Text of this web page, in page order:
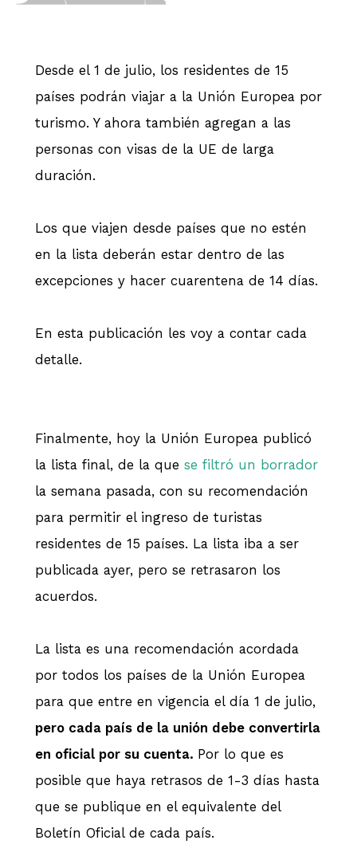
Desde el 1 de julio, los residentes de 15
países podrán viajar a la Unión Europea por
turismo. Y ahora también agregan a las
personas con visas de la UE de larga
duración.
Los que viajen desde países que no estén
en la lista deberán estar dentro de las
excepciones y hacer cuarentena de 14 días.
En esta publicación les voy a contar cada
detalle.
Finalmente, hoy la Unión Europea publicó
la lista final, de la que se filtró un borrador
la semana pasada, con su recomendación
para permitir el ingreso de turistas
residentes de 15 países. La lista iba a ser
publicada ayer, pero se retrasaron los
acuerdos.
La lista es una recomendación acordada
por todos los países de la Unión Europea
para que entre en vigencia el día 1 de julio,
pero cada país de la unión debe convertirla
en oficial por su cuenta. Por lo que es
posible que haya retrasos de 1-3 días hasta
que se publique en el equivalente del
Boletín Oficial de cada país.